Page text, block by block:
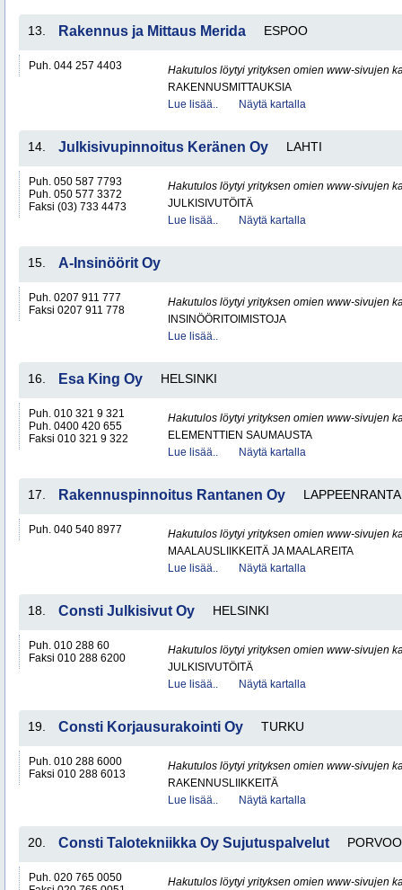
13. Rakennus ja Mittaus Merida ESPOO
Puh. 044 257 4403
Hakutulos löytyi yrityksen omien www-sivujen
RAKENNUSMITTAUKSIA
Lue lisää..
Näytä kartalla
14. Julkisivupinnoitus Keränen Oy LAHTI
Puh. 050 587 7793
Puh. 050 577 3372
Faksi (03) 733 4473
Hakutulos löytyi yrityksen omien www-sivujen
JULKISIVUTÖITÄ
Lue lisää..
Näytä kartalla
15. A-Insinöörit Oy
Puh. 0207 911 777
Faksi 0207 911 778
Hakutulos löytyi yrityksen omien www-sivujen
INSINÖÖRITOIMISTOJA
Lue lisää..
16. Esa King Oy HELSINKI
Puh. 010 321 9 321
Puh. 0400 420 655
Faksi 010 321 9 322
Hakutulos löytyi yrityksen omien www-sivujen
ELEMENTTIEN SAUMAUSTA
Lue lisää..
Näytä kartalla
17. Rakennuspinnoitus Rantanen Oy LAPPEENRANTA
Puh. 040 540 8977
Hakutulos löytyi yrityksen omien www-sivujen
MAALAUSLIIKKEITÄ JA MAALAREITA
Lue lisää..
Näytä kartalla
18. Consti Julkisivut Oy HELSINKI
Puh. 010 288 60
Faksi 010 288 6200
Hakutulos löytyi yrityksen omien www-sivujen
JULKISIVUTÖITÄ
Lue lisää..
Näytä kartalla
19. Consti Korjausurakointi Oy TURKU
Puh. 010 288 6000
Faksi 010 288 6013
Hakutulos löytyi yrityksen omien www-sivujen
RAKENNUSLIIKKEITÄ
Lue lisää..
Näytä kartalla
20. Consti Talotekniikka Oy Sujutuspalvelut PORVOO
Puh. 020 765 0050
Hakutulos löytyi yrityksen omien www-sivujen